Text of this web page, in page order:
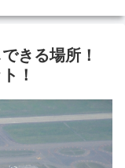
きる場所！
！